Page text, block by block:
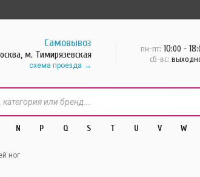
Самовывоз
м. Тимирязевская
схема проезда
пн-пт: 10:00 - 18
сб-вс:
N P Q S T U V W
ног